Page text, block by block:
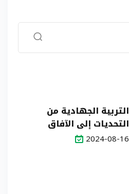
التربية الجهادية من
التحديات إلى الآفاق
2024-08-16